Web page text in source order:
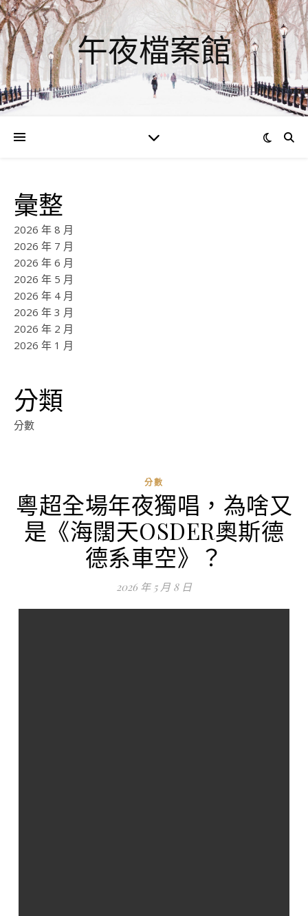
午夜檔案館
彙整
2026 年 8 月
2026 年 7 月
2026 年 6 月
2026 年 5 月
2026 年 4 月
2026 年 3 月
2026 年 2 月
2026 年 1 月
分類
分數
分數
粵超全場年夜獨唱，為啥又
是《海闊天OSDER奧斯德
德系車空》？
2026 年 5 月 8 日